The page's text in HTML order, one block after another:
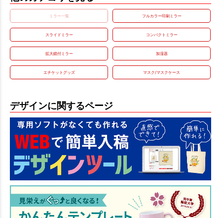
ミラー一覧 フルカラー印刷ミラー
スライドミラー コンパクトミラー
拡大鏡付ミラー 加湿器
エチケットグッズ マスク/マスクケース
デザインに関するページ